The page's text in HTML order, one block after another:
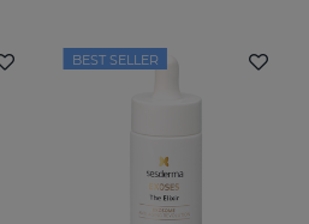
BEST SELLER